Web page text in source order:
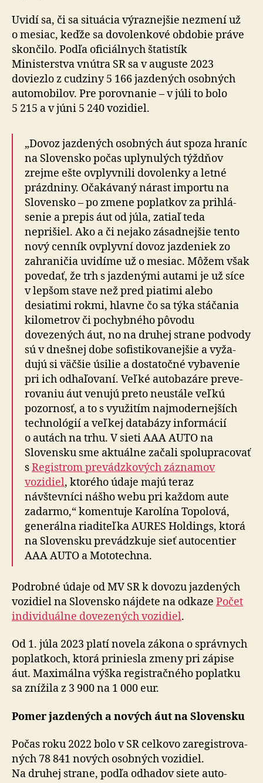
Uvidí sa, či sa situácia výraznejšie nezmení už
o mesiac, keďže sa do­vo­len­kové obdobie práve
skončilo. Podľa oficiálnych štatistík
Ministerstva vnútra SR sa v auguste 2023
doviezlo z cudziny 5 166 jazdených osobných
auto­mo­bilov. Pre po­rov­nanie – v júli to bolo
5 215 a v júni 5 240 vozidiel.
„Dovoz jazdených osobných áut spoza hraníc
na Slovensko počas uplynulých týždňov
zrejme ešte ovplyvnili dovolenky a letné
prázdniny. Očakávaný nárast importu na
Slovensko – po zmene poplatkov za pri­hlá­
senie a prepis áut od júla, zatiaľ teda
neprišiel. Ako a či nejako zásadnejšie tento
nový cenník ovplyvní dovoz jazdeniek zo
zahraničia uvidíme už o mesiac. Môžem však
povedať, že trh s jaz­de­nými autami je už síce
v lepšom stave než pred piatimi alebo
desiatimi rokmi, hlavne čo sa týka stáčania
kilo­metrov či pochybného pôvodu
dovezených áut, no na druhej strane podvody
sú v dnešnej dobe so­fisti­ko­va­nejšie a vy­ža­
dujú si väčšie úsilie a dostatočné vy­ba­venie
pri ich od­ha­ľo­vaní. Veľké auto­ba­záre pre­ve­
ro­vaniu áut venujú preto neustále veľkú
pozornosť, a to s vy­u­žitím naj­mo­der­nej­ších
tech­no­lógií a veľkej data­bázy infor­mácií
o autách na trhu. V sieti AAA AUTO na
Slovensku sme aktuálne začali spo­lu­pra­co­vať
sRegistrom prevádzkových záznamov
vozidiel, ktorého údaje majú teraz
návštevníci nášho webu pri každom aute
zadarmo,“ komentuje Karolína Topolová,
generálna riaditeľka AURES Holdings, ktorá
na Slovensku prevádzkuje sieť auto­centier
AAA AUTO a Moto­techna.
Podrobné údaje od MV SR k dovozu jazdených
vozidiel na Slovensko nájdete na odkaze Počet
individuálne dovezených vozidiel.
Od 1. júla 2023 platí novela zákona o správnych
poplatkoch, ktorá priniesla zmeny pri zápise
áut. Maxi­málna výška registrač­ného poplatku
sa znížila z 3 900 na 1 000 eur.
Pomer jazdených a nových áut na Slovensku
Počas roku 2022 bolo v SR celkovo zare­gistro­va­
ných 78 841 nových osobných vozidiel.
Na druhej strane, podľa odhadov siete auto­